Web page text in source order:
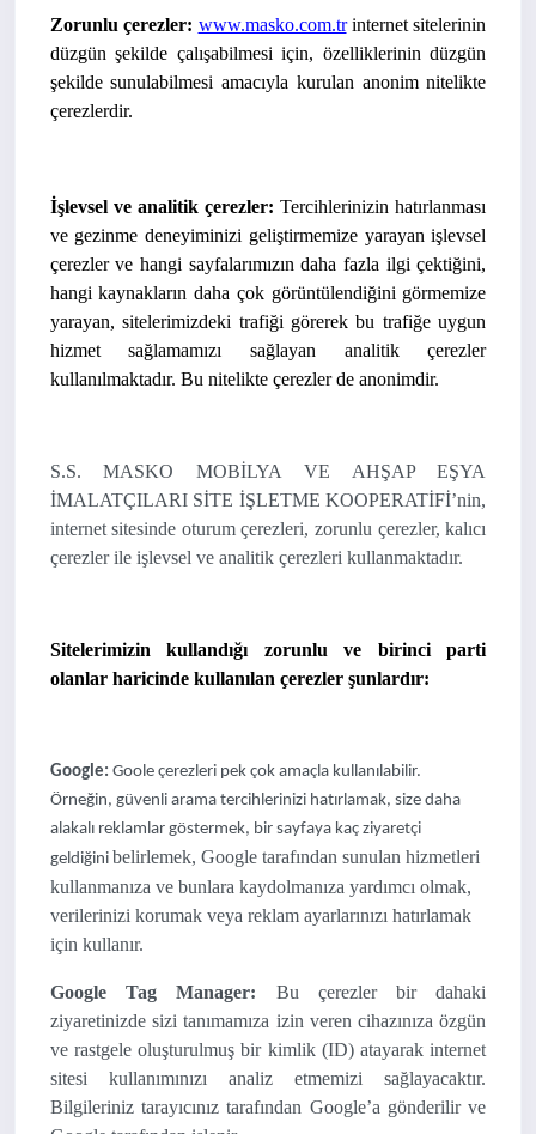
Zorunlu çerezler: www.masko.com.tr internet sitelerinin
düzgün şekilde çalışabilmesi için, özelliklerinin düzgün
şekilde sunulabilmesi amacıyla kurulan anonim nitelikte
çerezlerdir.
İşlevsel ve analitik çerezler: Tercihlerinizin hatırlanması
ve gezinme deneyiminizi geliştirmemize yarayan işlevsel
çerezler ve hangi sayfalarımızın daha fazla ilgi çektiğini,
hangi kaynakların daha çok görüntülendiğini görmemize
yarayan, sitelerimizdeki trafiği görerek bu trafiğe uygun
hizmet sağlamamızı sağlayan analitik çerezler
kullanılmaktadır. Bu nitelikte çerezler de anonimdir.
S.S. MASKO MOBİLYA VE AHŞAP EŞYA
İMALATÇILARI SİTE İŞLETME KOOPERATİFİ’nin,
internet sitesinde oturum çerezleri, zorunlu çerezler, kalıcı
çerezler ile işlevsel ve analitik çerezleri kullanmaktadır.
Sitelerimizin kullandığı zorunlu ve birinci parti
olanlar haricinde kullanılan çerezler şunlardır:
Google: Goole çerezleri pek çok amaçla kullanılabilir.
Örneğin, güvenli arama tercihlerinizi hatırlamak, size daha
alakalı reklamlar göstermek, bir sayfaya kaç ziyaretçi
geldiğini belirlemek, Google tarafından sunulan hizmetleri
kullanmanıza ve bunlara kaydolmanıza yardımcı olmak,
verilerinizi korumak veya reklam ayarlarınızı hatırlamak
için kullanır.
Google Tag Manager: Bu çerezler bir dahaki
ziyaretinizde sizi tanımamıza izin veren cihazınıza özgün
ve rastgele oluşturulmuş bir kimlik (ID) atayarak internet
sitesi kullanımınızı analiz etmemizi sağlayacaktır.
Bilgileriniz tarayıcınız tarafından Google’a gönderilir ve